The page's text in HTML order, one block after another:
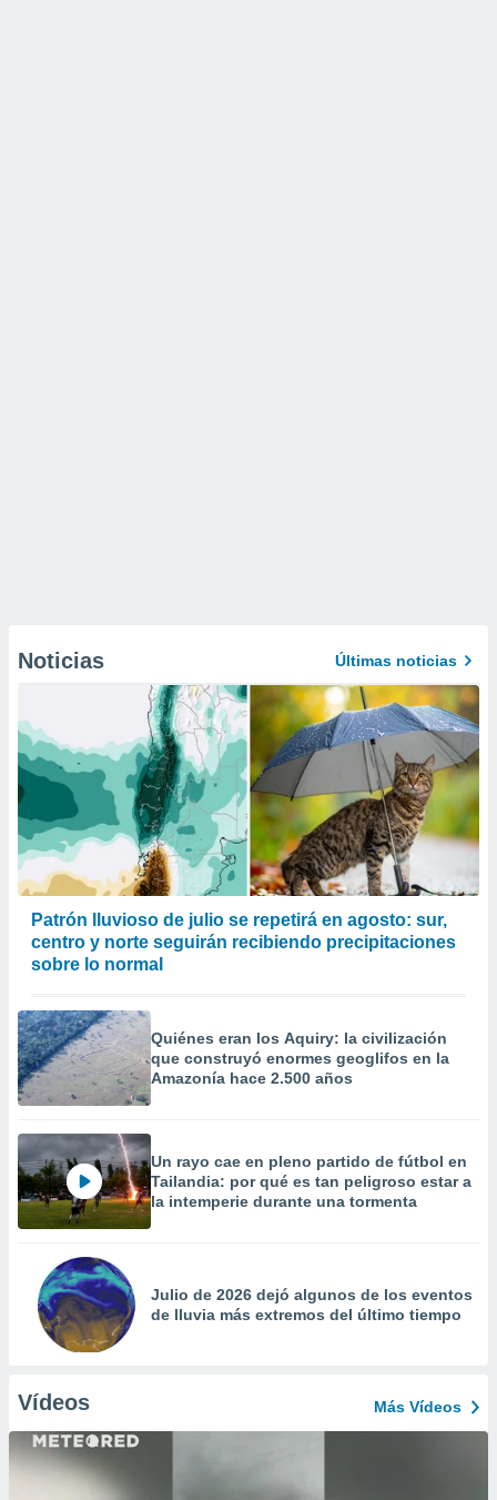
Noticias Últimas noticias
Patrón lluvioso de julio se repetirá en agosto: sur,
centro y norte seguirán recibiendo precipitaciones
sobre lo normal
Quiénes eran los Aquiry: la civilización
que construyó enormes geoglifos en la
Amazonía hace 2.500 años
Un rayo cae en pleno partido de fútbol en
Tailandia: por qué es tan peligroso estar a
la intemperie durante una tormenta
Julio de 2026 dejó algunos de los eventos
de lluvia más extremos del último tiempo
Vídeos Más Vídeos